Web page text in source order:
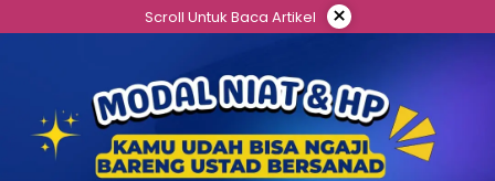
to
Scroll Untuk Baca Artikel ×